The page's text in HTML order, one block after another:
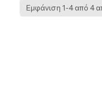
Εμφάνιση 1-4 από 4